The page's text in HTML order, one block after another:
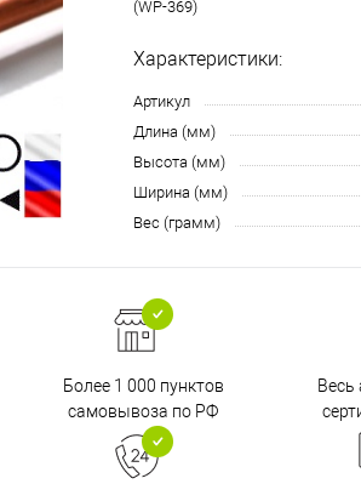
(WP-369)
Характеристики:
Артикул
Длина (мм)
Высота (мм)
Ширина (мм)
Вес (грамм)
Более 1 000 пунктов
самовывоза по РФ
Весь